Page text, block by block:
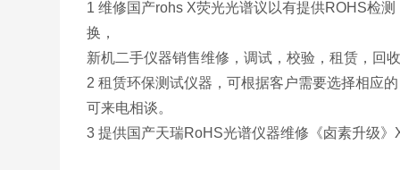
1 维修国产rohs X荧光光谱议以有提供ROHS检
换，
新机二手仪器销售维修，调试，校验，租赁，回
2 租赁环保测试仪器，可根据客户需要选择相应
可来电相谈。
3 提供国产天瑞RoHS光谱仪器维修《卤素升级